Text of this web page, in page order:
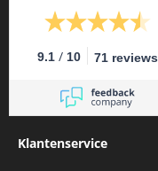
9.1 / 10 71 reviews
Klantenservice